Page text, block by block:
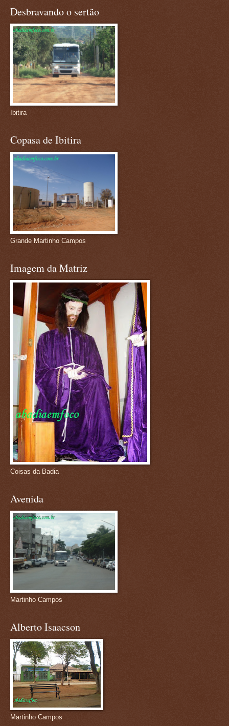
Desbravando o sertão
Ibitira
Copasa de Ibitira
Grande Martinho Campos
Imagem da Matriz
Coisas da Badia
Avenida
Martinho Campos
Alberto Isaacson
Martinho Campos